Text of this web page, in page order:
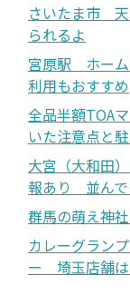
さいたま市
られるよ
宮原駅 ホーム
利用もおすすめ
全品半額TOA
いた注意点と
大宮（大和田
報あり 並んで
群馬の萌え神
カレーグラン
ー 埼玉店舗は